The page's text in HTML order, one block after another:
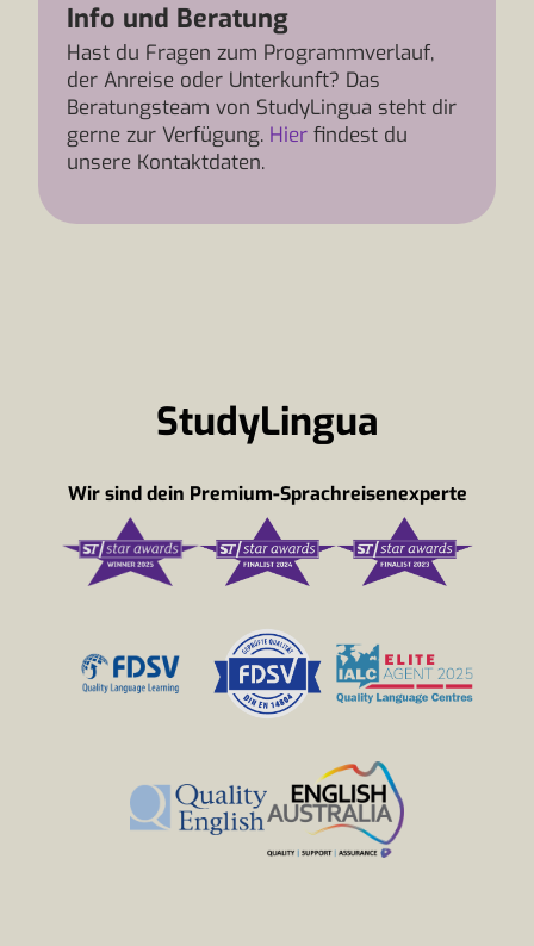
Info und Beratung
Hast du Fragen zum Programmverlauf,
der Anreise oder Unterkunft? Das
Beratungsteam von StudyLingua steht dir
gerne zur Verfügung. Hier findest du
unsere Kontaktdaten.
StudyLingua
Wir sind dein Premium-Sprachreisenexperte